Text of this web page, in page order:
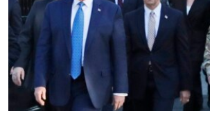
ISPRIČAJ MI
DNEVNO@RSE
SPECIJALI RSE
VIŠE OD NASLOVA
GENOCID U SREBRENICI
PRATITE NAS